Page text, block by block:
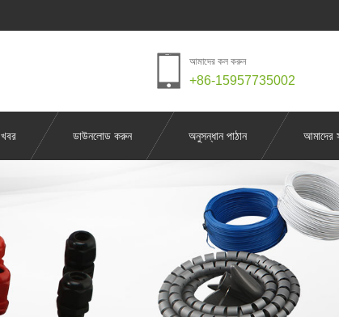
আমাদের কল করুন
+86-15957735002
খবর ডাউনলোড করুন অনুসন্ধান পাঠান আমাদের